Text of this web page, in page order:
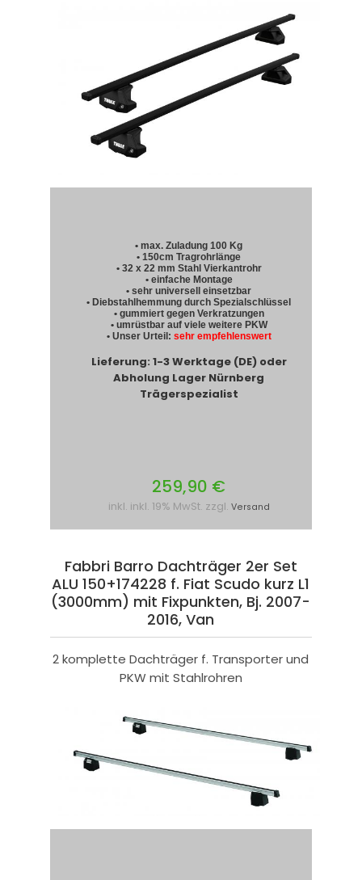
• max. Zuladung 100 Kg
• 150cm Tragrohrlänge
• 32 x 22 mm Stahl Vierkantrohr
• einfache Montage
• sehr universell einsetzbar
• Diebstahlhemmung durch Spezialschlüssel
• gummiert gegen Verkratzungen
• umrüstbar auf viele weitere PKW
• Unser Urteil: sehr empfehlenswert
Lieferung: 1-3 Werktage (DE) oder
Abholung Lager Nürnberg
Trägerspezialist
259,90 €
inkl. inkl. 19% MwSt. zzgl. Versand
Fabbri Barro Dachträger 2er Set
ALU 150+174228 f. Fiat Scudo kurz L1
(3000mm) mit Fixpunkten, Bj. 2007-
2016, Van
2 komplette Dachträger f. Transporter und
PKW mit Stahlrohren